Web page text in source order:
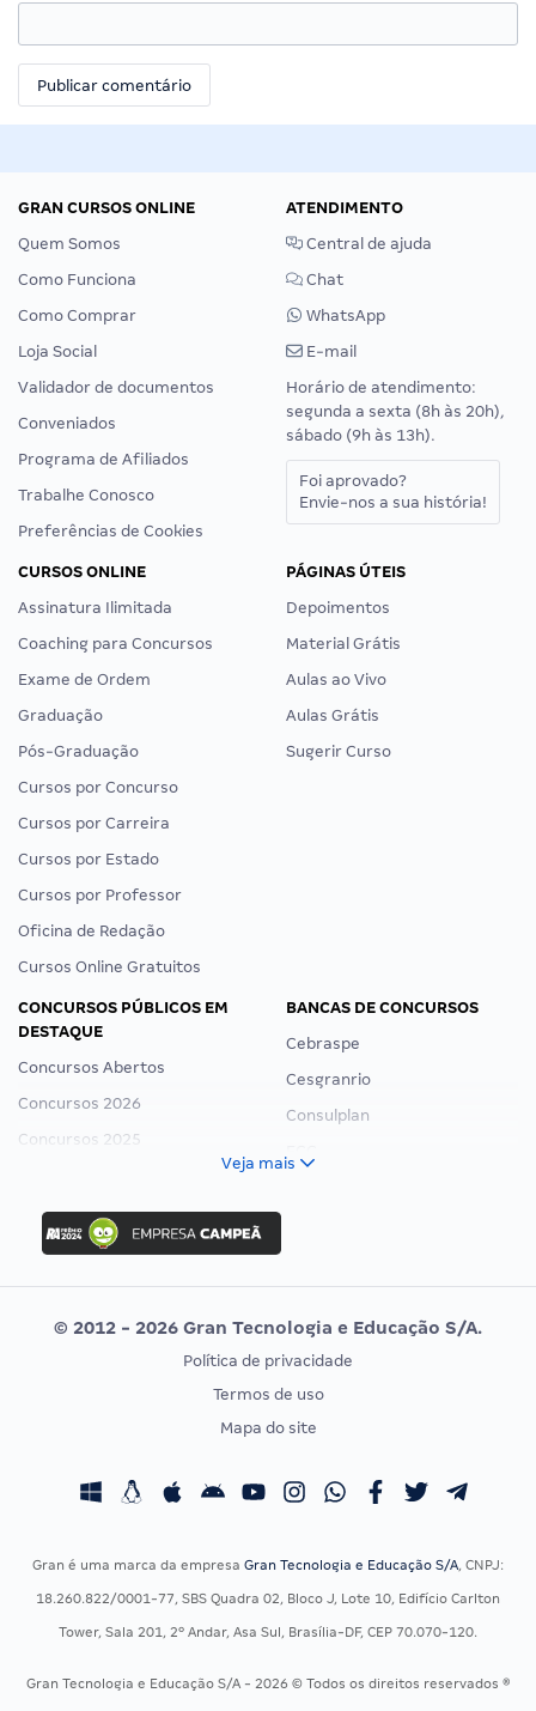
GRAN CURSOS ONLINE
Quem Somos
Como Funciona
Como Comprar
Loja Social
Validador de documentos
Conveniados
Programa de Afiliados
Trabalhe Conosco
Preferências de Cookies
ATENDIMENTO
Central de ajuda
Chat
WhatsApp
E-mail
Horário de atendimento:
segunda a sexta (8h às 20h),
sábado (9h às 13h).
Foi aprovado?
Envie-nos a sua história!
CURSOS ONLINE
Assinatura Ilimitada
Coaching para Concursos
Exame de Ordem
Graduação
Pós-Graduação
Cursos por Concurso
Cursos por Carreira
Cursos por Estado
Cursos por Professor
Oficina de Redação
Cursos Online Gratuitos
PÁGINAS ÚTEIS
Depoimentos
Material Grátis
Aulas ao Vivo
Aulas Grátis
Sugerir Curso
CONCURSOS PÚBLICOS EM
DESTAQUE
Concursos Abertos
Concursos 2026
Concursos 2025
Concurso Ibama
Concurso MPU
Editais publicados
BANCAS DE CONCURSOS
Cebraspe
Cesgranrio
Consulplan
Vunesp
CONCURSOS POR PROFISSÃO
Concursos Fiscais
Residência Multiprofissional
EXAME DE ORDEM
Calendário OAB
Veja mais
© 2012 - 2026 Gran Tecnologia e Educação S/A.
Política de privacidade
Termos de uso
Mapa do site
Gran é uma marca da empresa Gran Tecnologia e Educação S/A, CNPJ:
18.260.822/0001-77, SBS Quadra 02, Bloco J, Lote 10, Edifício Carlton
Tower, Sala 201, 2º Andar, Asa Sul, Brasília-DF, CEP 70.070-120.
Gran Tecnologia e Educação S/A - 2026 © Todos os direitos reservados ®